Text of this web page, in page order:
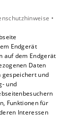
•
Endgerät
auf dem Endgerät
Daten
gespeichert und
und
Funktionen für
Interessen